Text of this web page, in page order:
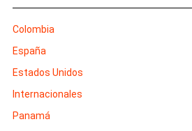
Colombia
España
Estados Unidos
Internacionales
Panamá